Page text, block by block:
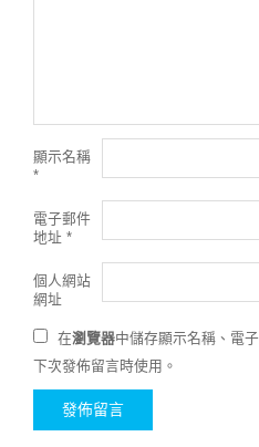
顯示名稱
*
電子郵件
地址 *
個人網站
網址
在瀏覽器中儲存顯示名稱、電
下次發佈留言時使用。